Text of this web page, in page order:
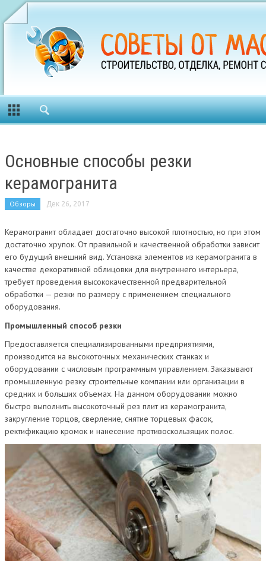
Основные способы резки
керамогранита
Обзоры Дек 26, 2017
Керамогранит обладает достаточно высокой плотностью, но при этом
достаточно хрупок. От правильной и качественной обработки зависит
его будущий внешний вид. Установка элементов из керамогранита в
качестве декоративной облицовки для внутреннего интерьера,
требует проведения высококачественной предварительной
обработки — резки по размеру с применением специального
оборудования.
Промышленный способ резки
Предоставляется специализированными предприятиями,
производится на высокоточных механических станках и
оборудовании с числовым программным управлением. Заказывают
промышленную резку строительные компании или организации в
средних и больших объемах. На данном оборудовании можно
быстро выполнить высокоточный рез плит из керамогранита,
закругление торцов, сверление, снятие торцевых фасок,
ректификацию кромок и нанесение противоскользящих полос.